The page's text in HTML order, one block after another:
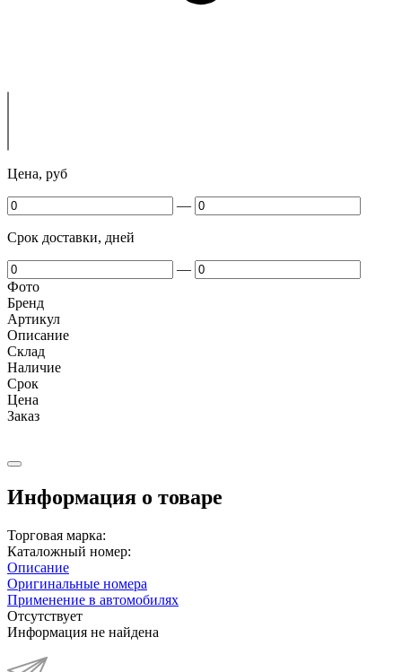
Цена, руб
—
Срок доставки, дней
—
Фото
Бренд
Артикул
Описание
Cклад
Наличие
Срок
Цена
Заказ
Информация о товаре
Торговая марка:
Каталожный номер:
Описание
Оригинальные номера
Применение в автомобилях
Отсутствует
Информация не найдена